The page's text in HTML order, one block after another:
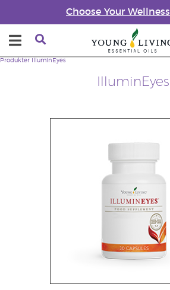
Choose Your
IlluminEyes
Produkter IlluminEyes